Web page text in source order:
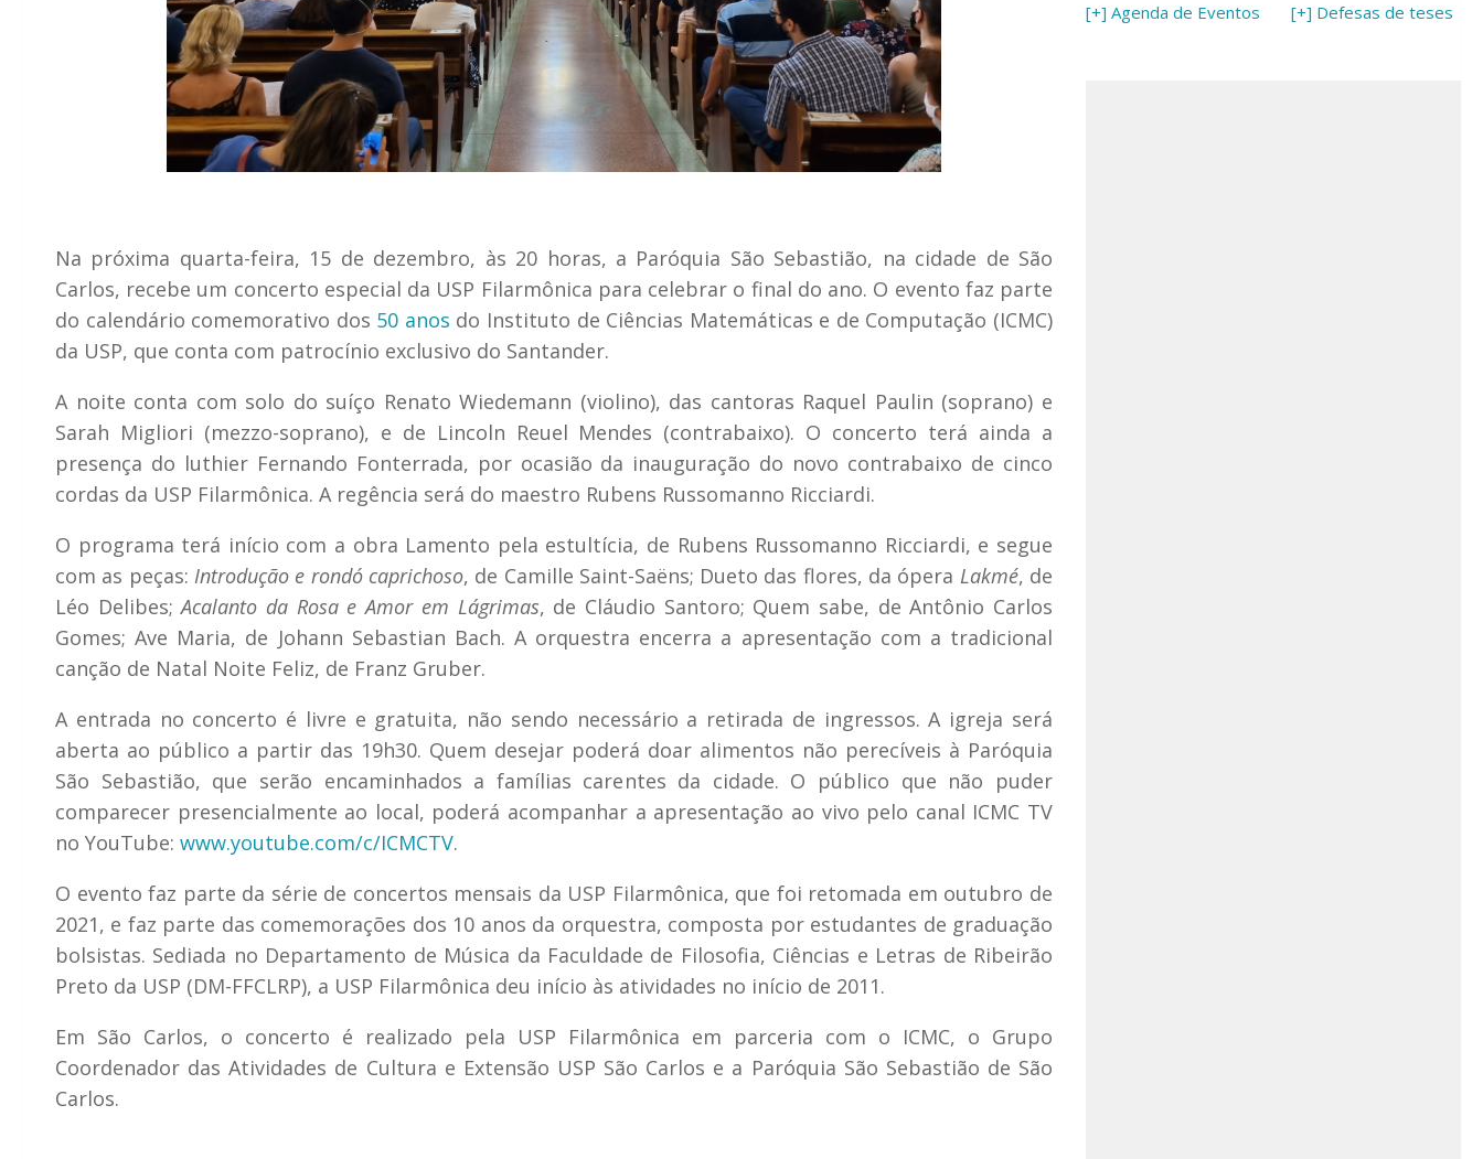
Na próxima quarta-feira, 15 de dezembro, às 20 horas, a Paróquia São Sebastião, na cidade de São
Carlos, recebe um concerto especial da USP Filarmônica para celebrar o final do ano. O evento faz parte
do calendário comemorativo dos 50 anos do Instituto de Ciências Matemáticas e de Computação (ICMC)
da USP, que conta com patrocínio exclusivo do Santander.
A noite conta com solo do suíço Renato Wiedemann (violino), das cantoras Raquel Paulin (soprano) e
Sarah Migliori (mezzo-soprano), e de Lincoln Reuel Mendes (contrabaixo). O concerto terá ainda a
presença do luthier Fernando Fonterrada, por ocasião da inauguração do novo contrabaixo de cinco
cordas da USP Filarmônica. A regência será do maestro Rubens Russomanno Ricciardi.
O programa terá início com a obra Lamento pela estultícia, de Rubens Russomanno Ricciardi, e segue
com as peças: Introdução e rondó caprichoso, de Camille Saint-Saëns; Dueto das flores, da ópera Lakmé, de
Léo Delibes;Acalanto da Rosa e Amor em Lágrimas, de Cláudio Santoro; Quem sabe, de Antônio Carlos
Gomes;Ave Maria, de Johann Sebastian Bach. A orquestra encerra a apresentação com a tradicional
canção de Natal Noite Feliz, de Franz Gruber.
A entrada no concerto é livre e gratuita, não sendo necessário a retirada de ingressos. A igreja será
aberta ao público a partir das 19h30. Quem desejar poderá doar alimentos não perecíveis à Paróquia
São Sebastião, que serão encaminhados a famílias carentes da cidade. O público que não puder
comparecer presencialmente ao local, poderá acompanhar a apresentação ao vivo pelo canal ICMC TV
no YouTube: www.youtube.com/c/ICMCTV.
O evento faz parte da série de concertos mensais da USP Filarmônica, que foi retomada em outubro de
2021, e faz parte das comemorações dos 10 anos da orquestra, composta por estudantes de graduação
bolsistas. Sediada no Departamento de Música da Faculdade de Filosofia, Ciências e Letras de Ribeirão
Preto da USP (DM-FFCLRP), a USP Filarmônica deu início às atividades no início de 2011.
Em São Carlos, o concerto é realizado pela USP Filarmônica em parceria com o ICMC, o Grupo
Coordenador das Atividades de Cultura e Extensão USP São Carlos e a Paróquia São Sebastião de São
Carlos.
[+] Agenda de Eventos [+] Defesas de teses